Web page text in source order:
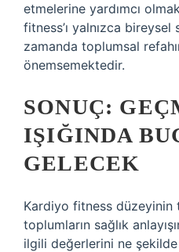
etmelerine yardımcı
fitness’ı yalnızca bireysel
zamanda toplumsal
önemsemektedir.
SONUÇ:
IŞIĞINDA
GELECEK
Kardiyo fitness düzeyinin
toplumların sağlık
ilgili değerlerini ne